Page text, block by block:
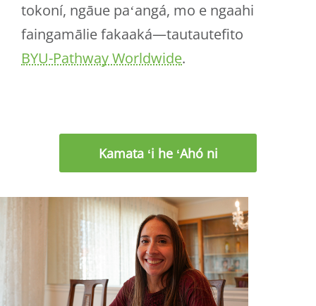
tokoní, ngāue paʻangá, mo e ngaahi
faingamālie fakaaká—tautautefito
BYU-Pathway Worldwide.
Kamata ʻi he ʻAhó ni